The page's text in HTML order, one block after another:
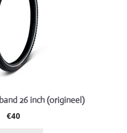
26 inch (origineel)
€40